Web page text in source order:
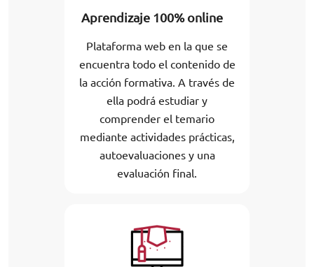
Aprendizaje 100% online
Plataforma web en la que se
encuentra todo el contenido de
la acción formativa. A través de
ella podrá estudiar y
comprender el temario
mediante actividades prácticas,
autoevaluaciones y una
evaluación final.